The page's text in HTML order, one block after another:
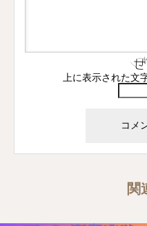
上に表示された文
関